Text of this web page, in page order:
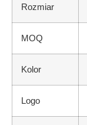
Rozmiar
MOQ
Kolor
Logo